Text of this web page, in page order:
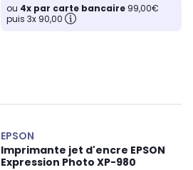
ou 4x par carte bancaire 99,00€
puis 3x 90,00
EPSON
Imprimante jet d'encre EPSON
Expression Photo XP-980